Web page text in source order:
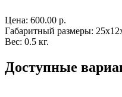
Цена: 600.00 р.
Габаритный размеры:
Вес: 0.5 кг.
Доступные